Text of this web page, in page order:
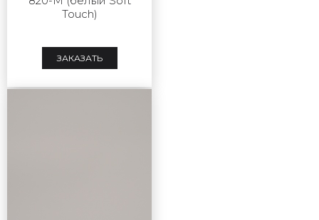
Touch)
ЗАКАЗАТЬ